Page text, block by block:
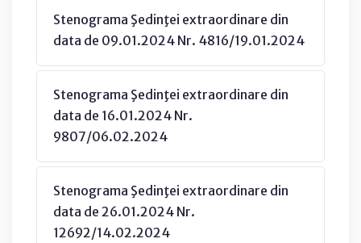
Stenograma Şedinţei extraordinare din
data de 09.01.2024 Nr. 4816/19.01.2024
Stenograma Şedinţei extraordinare din
data de 16.01.2024 Nr.
9807/06.02.2024
Stenograma Şedinţei extraordinare din
data de 26.01.2024 Nr.
12692/14.02.2024